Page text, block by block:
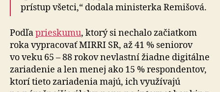
prístup všetci,“ dodala ministerka Remišová.
Podľaprieskumu, ktorý si nechalo začiatkom
roka vypracovať MIRRI SR, až 41 % seniorov
vo veku 65 – 88 rokov nevlastní žiadne digitálne
zariadenie a len menej ako 15 % respondentov,
ktorí tieto zariadenia majú, ich využívajú